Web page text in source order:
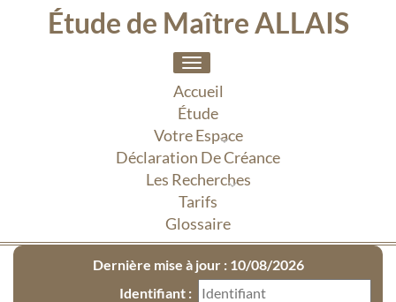
Étude de Maître ALLAIS
Toggle
navigation
Accueil
Étude
Votre Espace
Déclaration De Créance
Les Recherches
Tarifs
Glossaire
Dernière mise à jour : 10/08/2026
Identifiant :